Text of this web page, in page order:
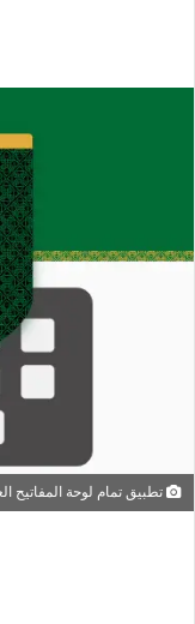
تطبيق تمام لوحة المفاتيح